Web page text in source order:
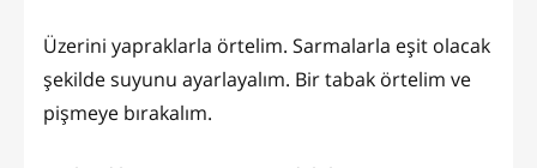
Üzerini yapraklarla örtelim. Sarmalarla eşit olacak
şekilde suyunu ayarlayalım. Bir tabak örtelim ve
pişmeye bırakalım.